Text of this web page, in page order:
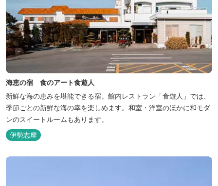
海恵の宿 食のアート食遊人
新鮮な海の恵みを堪能できる宿。館内レストラン「食遊人」では、
季節ごとの新鮮な海の幸を楽しめます。和室・洋室のほかに和モダ
ンのスイートルームもあります。
伊勢志摩